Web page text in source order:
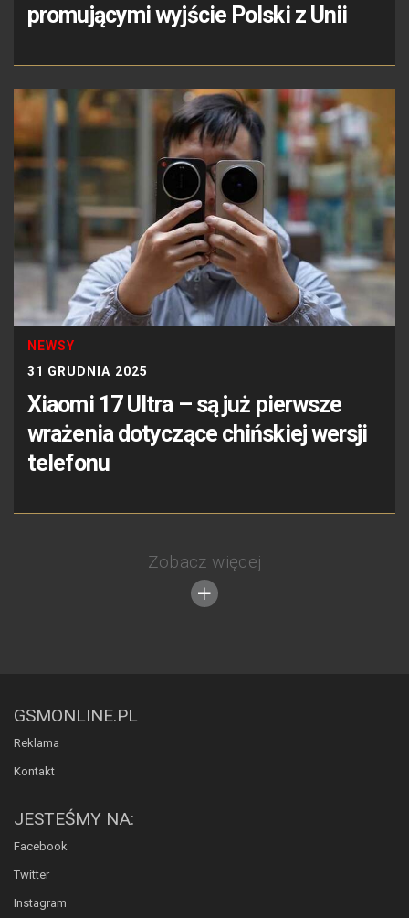
promującymi wyjście Polski z Unii
NEWSY
31 GRUDNIA 2025
Xiaomi 17 Ultra – są już pierwsze
wrażenia dotyczące chińskiej wersji
telefonu
Zobacz więcej
GSMONLINE.PL
Reklama
Kontakt
JESTEŚMY NA:
Facebook
Twitter
Instagram